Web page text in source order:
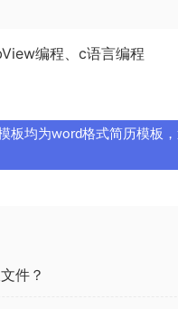
编程、c语言编程
板均为word格式简历模板
件？